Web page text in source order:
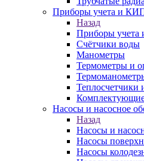
Приборы учета и
Назад
Приборы
Счётчики воды
Манометры
Термометры и
Насосы и насосное
Назад
Насосы и
Насосы
Насосы